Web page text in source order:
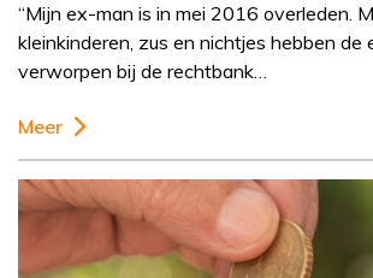
“Mijn ex-man is in mei 2016 overleden.
kleinkinderen, zus en nichtjes hebben de
verworpen bij de rechtbank…
Meer